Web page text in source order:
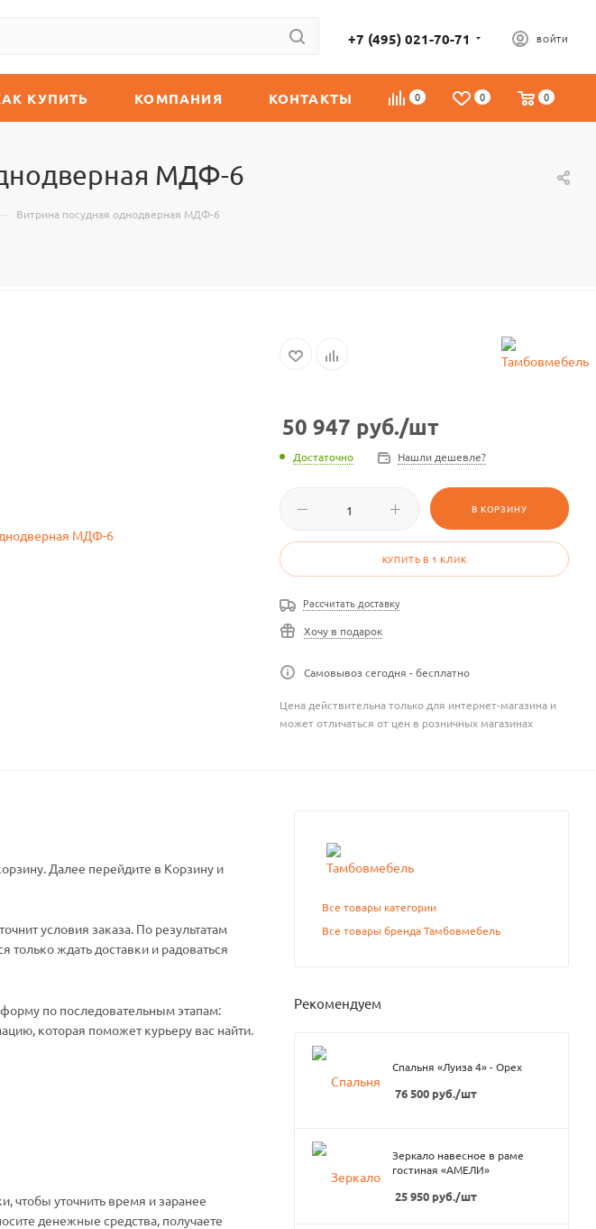
+7 (495) 021-70-71 ВОЙТИ
0 0 0
КУПИТЬ КОМПАНИЯ КОНТАКТЫ
МДФ-6
Витрина посудная однодверная МДФ-6
50 947 руб./шт
Достаточно Нашли дешевле?
В КОРЗИНУ
КУПИТЬ В 1 КЛИК
Рассчитать доставку
Хочу в подарок
Самовывоз сегодня - бесплатно
Цена действительна только для интернет-магазина и
может отличаться от цен в розничных магазинах
Далее перейдите в Корзину и
условия заказа. По результатам
только ждать доставки и радоваться
по последовательным этапам:
которая поможет курьеру вас найти.
чтобы уточнить время и заранее
денежные средства, получаете
Все товары категории
Все товары бренда Тамбовмебель
Рекомендуем
Спальня «Луиза 4» - Орех
76 500 руб./шт
Зеркало навесное в раме
гостиная «АМЕЛИ»
25 950 руб./шт